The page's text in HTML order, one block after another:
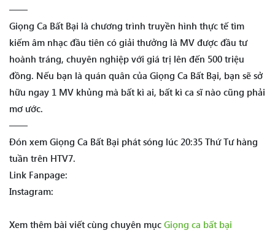
——
Giọng Ca Bất Bại là chương trình truyền hình thực tế tìm
kiếm âm nhạc đầu tiên có giải thưởng là MV được đầu tư
hoành tráng, chuyên nghiệp với giá trị lên đến 500 triệu
đồng. Nếu bạn là quán quân của Giọng Ca Bất Bại, bạn sẽ sở
hữu ngay 1 MV khủng mà bất kì ai, bất kì ca sĩ nào cũng phải
mơ ước.
——
Đón xem Giọng Ca Bất Bại phát sóng lúc 20:35 Thứ Tư hàng
tuần trên HTV7.
Link Fanpage:
Instagram:
Xem thêm bài viết cùng chuyên mục Giọng ca bất bại